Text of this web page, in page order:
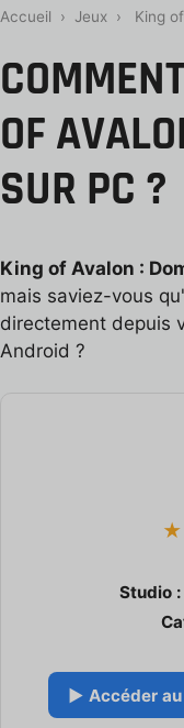
Accueil › Jeux › King
OF
SUR PC ?
King of Avalon :
mais saviez-vous
directement depuis
Android ?
Studio :
▶ Accéder